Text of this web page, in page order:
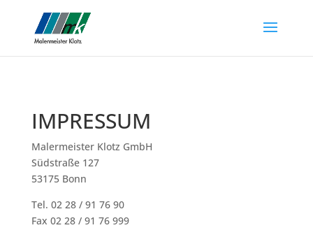
IMPRESSUM
Malermeister Klotz GmbH
Südstraße 127
53175 Bonn
Tel. 02 28 / 91 76 90
Fax 02 28 / 91 76 999